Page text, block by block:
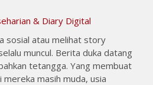
& Diary Digital
sosial atau melihat story
muncul. Berita duka datang
tetangga. Yang membuat
masih muda, usia